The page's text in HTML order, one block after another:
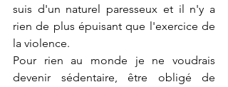
suis d'un naturel paresseux et il n'y a
rien de plus épuisant que l'exercice de
la violence.
Pour rien au monde je ne voudrais
devenir sédentaire, être obligé de